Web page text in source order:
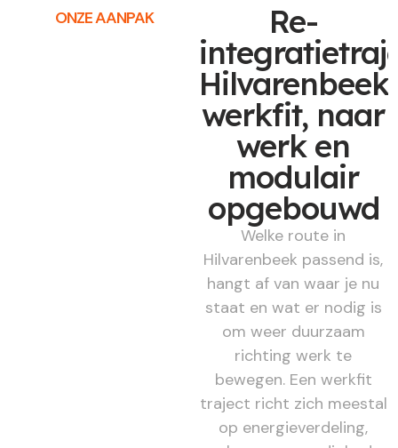
ONZE AANPAK Re-
Hilvarenbeek,
werkfit, naar
werk en
modulair
opgebouwd
Welke route in
Hilvarenbeek passend is,
hangt af van waar je nu
staat en wat er nodig is
om weer duurzaam
richting werk te
bewegen. Een werkfit
traject richt zich meestal
op energieverdeling,